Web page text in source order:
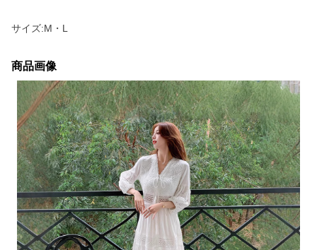
サイズ:M・L
商品画像